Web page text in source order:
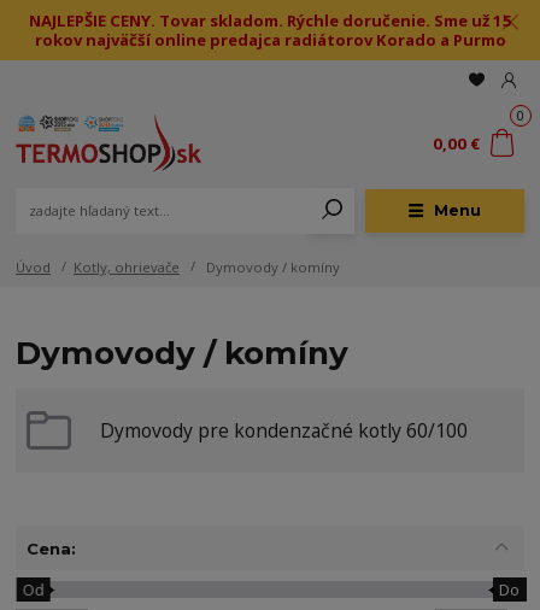
NAJLEPŠIE CENY. Tovar skladom. Rýchle doručenie. Sme už 15
rokov najväčší online predajca radiátorov Korado a Purmo
Menu
0
0,00 €
Úvod Kotly, ohrievače Dymovody / komíny
Dymovody / komíny
Dymovody pre kondenzačné kotly 60/100
Cena:
Od Do